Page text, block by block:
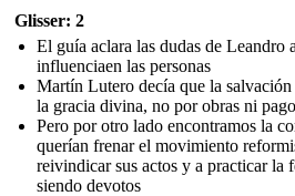
Glisser: 2
El guía aclara las dudas de Leandro
influenciaen las personas
Martín Lutero decía que la
la gracia divina, no por obras ni
Pero por otro lado encontramos la
querían frenar el movimiento
reivindicar sus actos y a practicar la
siendo devotos